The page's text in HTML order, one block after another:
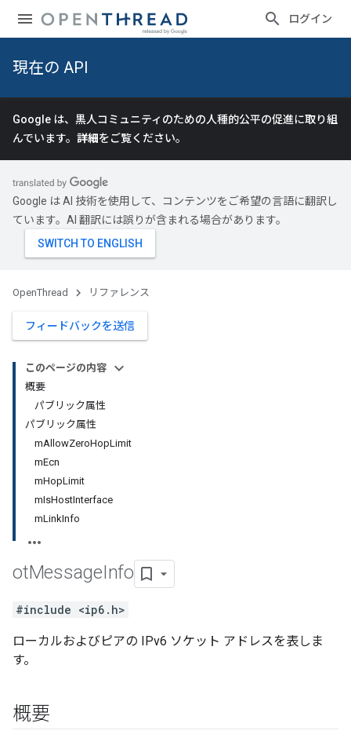
ログイン
現在の API
Google は、黒人コミュニティのための人種的公平の促進に取り組
んでいます。 詳細をご覧ください。
Google は AI 技術を使用して、コンテンツをご希望の言語に翻訳し
ています。AI 翻訳には誤りが含まれる場合があります。
OpenThread リファレンス
フィードバックを送信
このページの内容
概要
パブリック属性
パブリック属性
mAllowZeroHopLimit
mEcn
mHopLimit
mIsHostInterface
mLinkInfo
otMessageInfo
#include <ip6.h>
ローカルおよびピアの IPv6 ソケット アドレスを表しま
す。
概要